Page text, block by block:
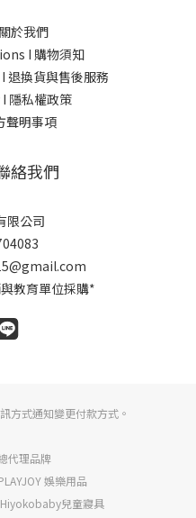
於我們
I 購物須知
換貨與售後服務
隱私權政策
聲明事項
絡我們
限公司
教育單位採購*
方式通知變更付款方式。
代理品牌
娛樂用品
兒童寢具